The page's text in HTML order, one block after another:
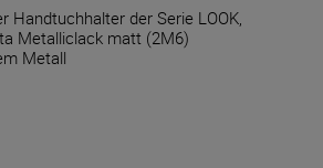
Handtuchhalter der Serie LOOK,
Metalliclack matt (2M6)
Metall